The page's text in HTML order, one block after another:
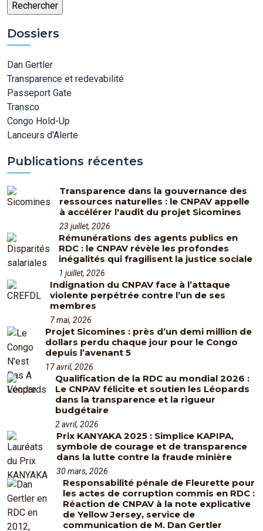
Dossiers
Dan Gertler
Transparence et redevabilité
Passeport Gate
Transco
Congo Hold-Up
Lanceurs d'Alerte
Publications récentes
Transparence dans la gouvernance des
ressources naturelles : le CNPAV appelle
à accélérer l'audit du projet Sicomines
23 juillet, 2026
Rémunérations des agents publics en
RDC : le CNPAV révèle les profondes
inégalités qui fragilisent la justice sociale
1 juillet, 2026
Indignation du CNPAV face à l’attaque
violente perpétrée contre l’un de ses
membres
7 mai, 2026
Projet Sicomines : près d’un demi million de
dollars perdu chaque jour pour le Congo
depuis l’avenant 5
17 avril, 2026
Qualification de la RDC au mondial 2026 :
Le CNPAV félicite et soutien les Léopards
dans la transparence et la rigueur
budgétaire
2 avril, 2026
Prix KANYAKA 2025 : Simplice KAPIPA,
symbole de courage et de transparence
dans la lutte contre la fraude minière
30 mars, 2026
Responsabilité pénale de Fleurette pour
les actes de corruption commis en RDC :
Réaction de CNPAV à la note explicative
de Yellow Jersey, service de
communication de M. Dan Gertler